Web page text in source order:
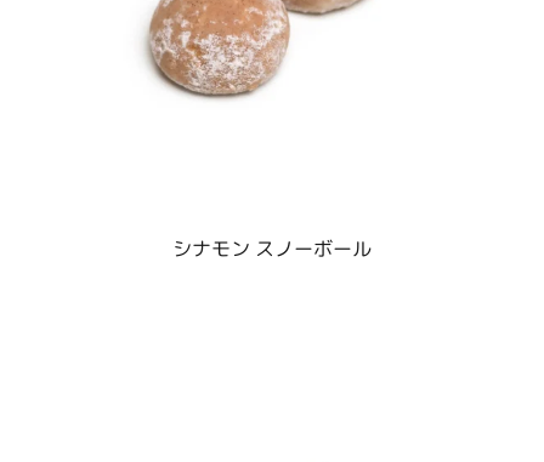
シナモン スノーボール